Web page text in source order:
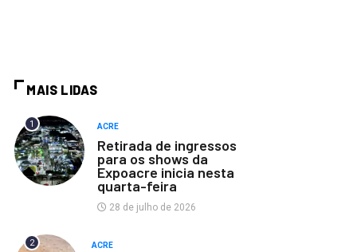
MAIS LIDAS
1 ACRE
Retirada de ingressos
para os shows da
Expoacre inicia nesta
quarta-feira
28 de julho de 2026
2 ACRE